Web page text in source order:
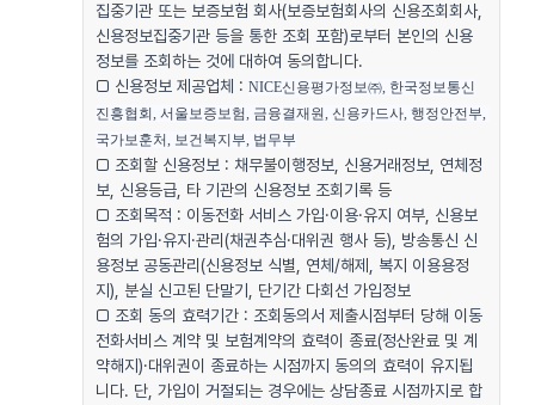
집중기관 또는 보증보험 회사(보증보험회사의 신용조회회사,
신용정보집중기관 등을 통한 조회 포함)로부터 본인의 신용
정보를 조회하는 것에 대하여 동의합니다.
□ 신용정보 제공업체 :NICE신용평가정보㈜, 한국정보통신
진흥협회, 서울보증보험, 금융결재원, 신용카드사, 행정안전부,
국가보훈처, 보건복지부, 법무부
□ 조회할 신용정보 : 채무불이행정보, 신용거래정보, 연체정
보, 신용등급, 타 기관의 신용정보 조회기록 등
□ 조회목적 : 이동전화 서비스 가입·이용·유지 여부, 신용보
험의 가입·유지·관리(채권추심·대위권 행사 등), 방송통신 신
용정보 공동관리(신용정보 식별, 연체/해제, 복지 이용용정
지), 분실 신고된 단말기, 단기간 다회선 가입정보
□ 조회 동의 효력기간 : 조회동의서 제출시점부터 당해 이동
전화서비스 계약 및 보험계약의 효력이 종료(정산완료 및 계
약해지)·대위권이 종료하는 시점까지 동의의 효력이 유지됩
니다. 단, 가입이 거절되는 경우에는 상담종료 시점까지로 합